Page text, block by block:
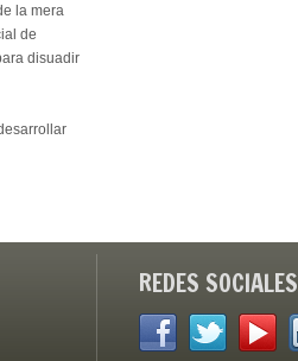
la mera
de
disuadir
REDES SOCIALES